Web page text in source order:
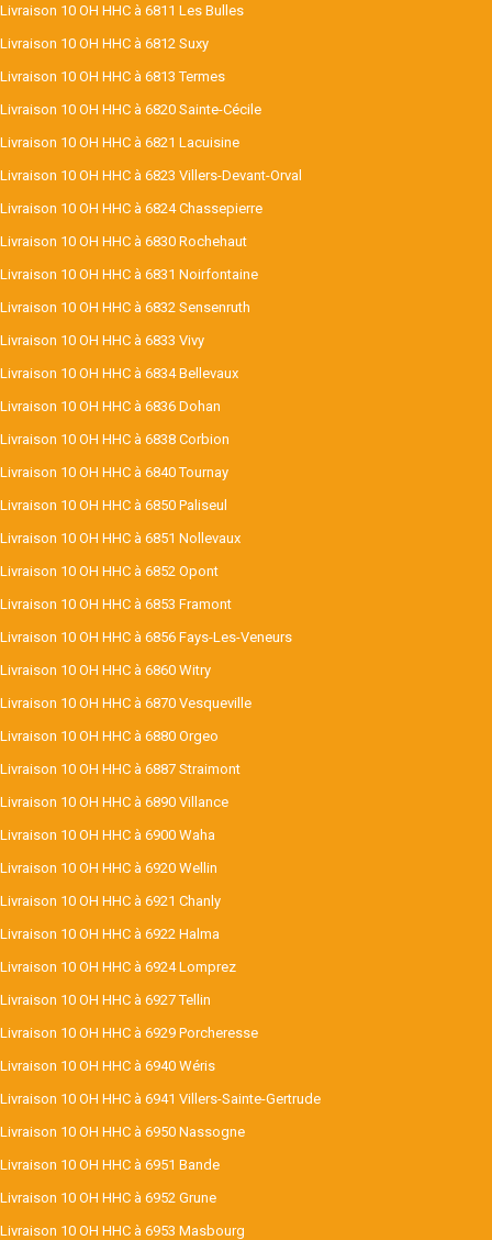
Livraison 10 OH HHC à 6811 Les Bulles
Livraison 10 OH HHC à 6812 Suxy
Livraison 10 OH HHC à 6813 Termes
Livraison 10 OH HHC à 6820 Sainte-Cécile
Livraison 10 OH HHC à 6821 Lacuisine
Livraison 10 OH HHC à 6823 Villers-Devant-Orval
Livraison 10 OH HHC à 6824 Chassepierre
Livraison 10 OH HHC à 6830 Rochehaut
Livraison 10 OH HHC à 6831 Noirfontaine
Livraison 10 OH HHC à 6832 Sensenruth
Livraison 10 OH HHC à 6833 Vivy
Livraison 10 OH HHC à 6834 Bellevaux
Livraison 10 OH HHC à 6836 Dohan
Livraison 10 OH HHC à 6838 Corbion
Livraison 10 OH HHC à 6840 Tournay
Livraison 10 OH HHC à 6850 Paliseul
Livraison 10 OH HHC à 6851 Nollevaux
Livraison 10 OH HHC à 6852 Opont
Livraison 10 OH HHC à 6853 Framont
Livraison 10 OH HHC à 6856 Fays-Les-Veneurs
Livraison 10 OH HHC à 6860 Witry
Livraison 10 OH HHC à 6870 Vesqueville
Livraison 10 OH HHC à 6880 Orgeo
Livraison 10 OH HHC à 6887 Straimont
Livraison 10 OH HHC à 6890 Villance
Livraison 10 OH HHC à 6900 Waha
Livraison 10 OH HHC à 6920 Wellin
Livraison 10 OH HHC à 6921 Chanly
Livraison 10 OH HHC à 6922 Halma
Livraison 10 OH HHC à 6924 Lomprez
Livraison 10 OH HHC à 6927 Tellin
Livraison 10 OH HHC à 6929 Porcheresse
Livraison 10 OH HHC à 6940 Wéris
Livraison 10 OH HHC à 6941 Villers-Sainte-Gertrude
Livraison 10 OH HHC à 6950 Nassogne
Livraison 10 OH HHC à 6951 Bande
Livraison 10 OH HHC à 6952 Grune
Livraison 10 OH HHC à 6953 Masbourg